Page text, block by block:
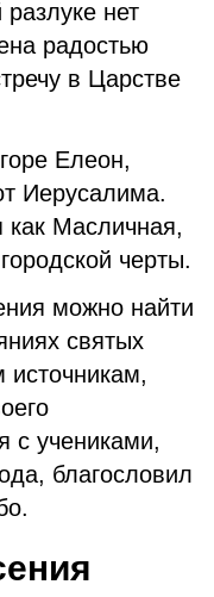
нет
радостью
в Царстве
Елеон,
Иерусалима.
как Масличная,
черты.
можно найти
святых
источникам,
с учениками,
благословил